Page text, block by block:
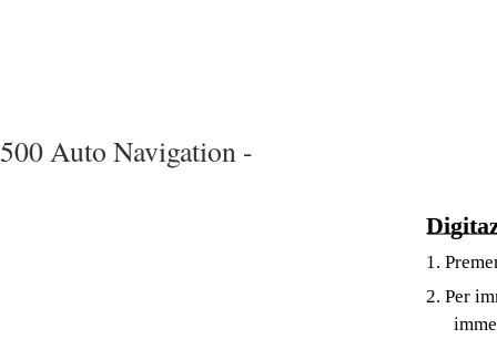
500 Auto Navigation -
1.
2. Per